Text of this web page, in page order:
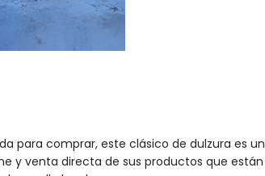
para comprar, este clásico de dulzura es un
y venta directa de sus productos que están